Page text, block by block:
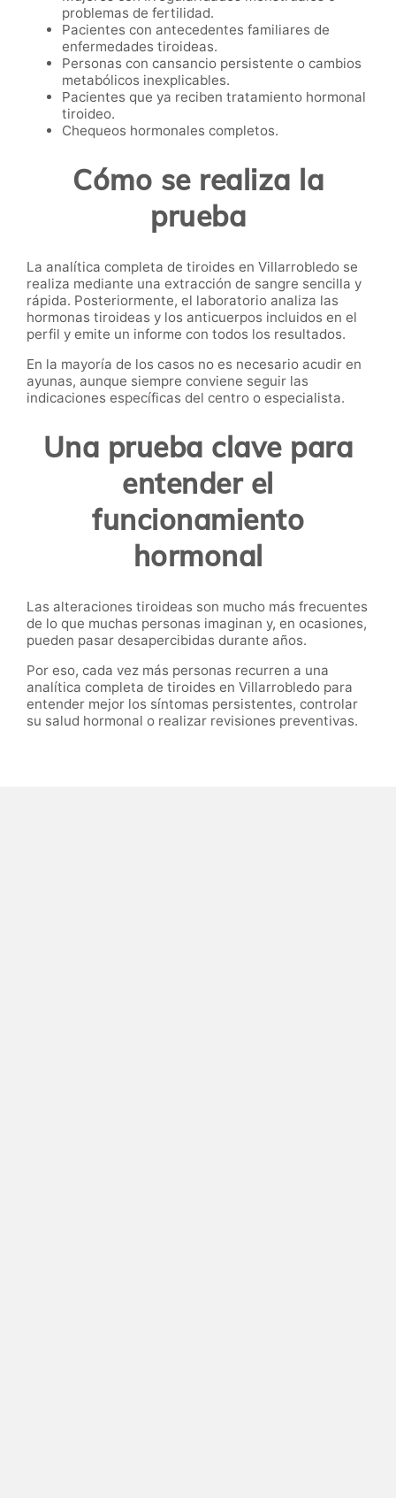
problemas de fertilidad.
Pacientes con antecedentes familiares de
enfermedades tiroideas.
Personas con cansancio persistente o cambios
metabólicos inexplicables.
Pacientes que ya reciben tratamiento hormonal
tiroideo.
Chequeos hormonales completos.
Cómo se realiza la
prueba
La analítica completa de tiroides en Villarrobledo se
realiza mediante una extracción de sangre sencilla y
rápida. Posteriormente, el laboratorio analiza las
hormonas tiroideas y los anticuerpos incluidos en el
perfil y emite un informe con todos los resultados.
En la mayoría de los casos no es necesario acudir en
ayunas, aunque siempre conviene seguir las
indicaciones específicas del centro o especialista.
Una prueba clave para
entender el
funcionamiento
hormonal
Las alteraciones tiroideas son mucho más frecuentes
de lo que muchas personas imaginan y, en ocasiones,
pueden pasar desapercibidas durante años.
Por eso, cada vez más personas recurren a una
analítica completa de tiroides en Villarrobledo para
entender mejor los síntomas persistentes, controlar
su salud hormonal o realizar revisiones preventivas.